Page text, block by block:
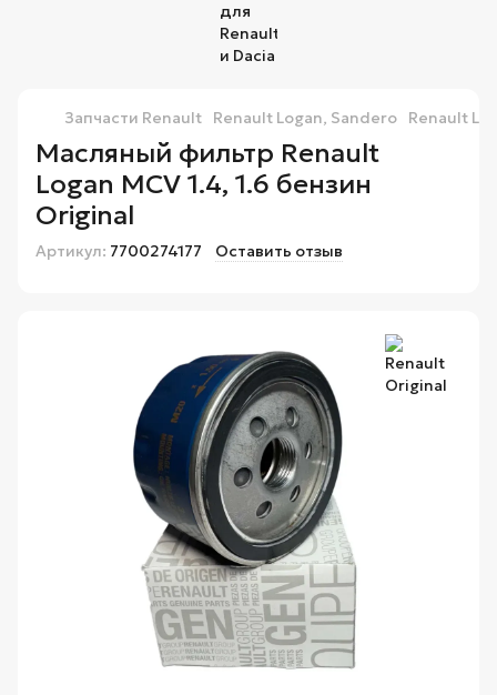
Запчасти Renault Renault Logan, Sandero Renault
Масляный фильтр Renault
Logan MCV 1.4, 1.6 бензин
Original
Артикул: 7700274177 Оставить отзыв